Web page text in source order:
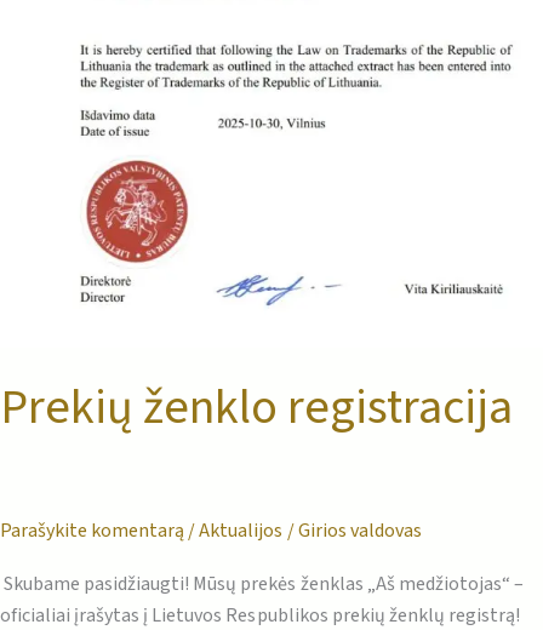
Prekių ženklo registracija
Parašykite komentarą /Aktualijos /Girios valdovas
Skubame pasidžiaugti! Mūsų prekės ženklas „Aš medžiotojas“ –
oficialiai įrašytas į Lietuvos Respublikos prekių ženklų registrą!